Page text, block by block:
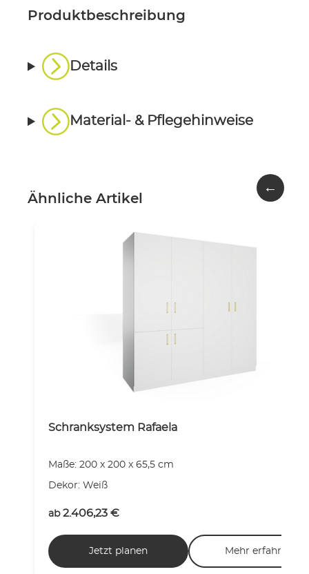
Produktbeschreibung
Details
Material- & Pflegehinweise
Ähnliche Artikel
Schranksystem Rafaela
Maße: 200 x 200 x 65,5 cm
Dekor: Weiß
ab 2.406,23 €
Jetzt planen Mehr erfahren
←